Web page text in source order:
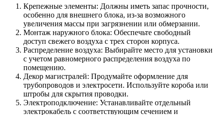
Крепежные элементы: Должны иметь запас прочности,
особенно для внешнего блока, из-за возможного
увеличения массы при загрязнении или обмерзании.
Монтаж наружного блока: Обеспечьте свободный
доступ свежего воздуха с трех сторон корпуса.
Распределение воздуха: Выбирайте место для установки
с учетом равномерного распределения воздуха по
помещению.
Декор магистралей: Продумайте оформление для
трубопроводов и электросети. Используйте короба или
штробы для скрытия проводки.
Электроподключение: Устанавливайте отдельный
электрокабель с соответствующим сечением и